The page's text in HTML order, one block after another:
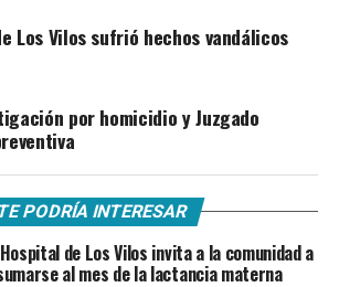
Los Vilos sufrió hechos vandálicos
por homicidio y Juzgado
TE PODRÍA INTERESAR
Hospital de Los Vilos invita a la comunidad a
al mes de la lactancia materna